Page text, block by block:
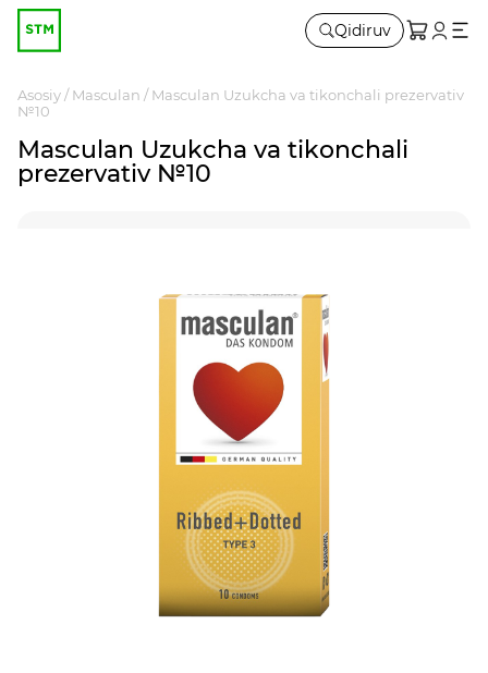
Qidiruv
Asosiy Masculan
Masculan Uzukcha va tikonchali prezervativ
№10
Masculan Uzukcha va tikonchali
prezervativ №10